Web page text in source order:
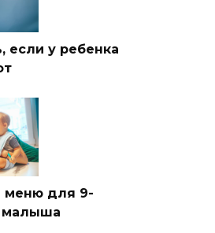
если у ребенка
меню для 9-
малыша